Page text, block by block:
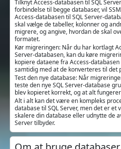
Tilknyt Access-databasen til SQL
forbindelse til begge databaser, vil
Access-databasen til SQL Server-
skal vælge de tabeller, kolonner og
migrere, og angive, hvordan de skal
formatet.
Kør migreringen: Når du har kortlagt
Server-databasen, kan du køre
kopiere dataene fra Access-
samtidig med at de konverteres til det
Test den nye database: Når
teste den nye SQL Server-database
blev kopieret korrekt, og at alt
Alt i alt kan det være en kompleks
database til SQL Server, men det er et
skalere din database eller udnytte de
Server tilbyder.